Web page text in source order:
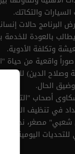
والتكاتك.
البرنامج حالات
بالعودة
وتكلفة الأدوية.
صوراً واقعية من حياة
وصلاح الدين)
الحال.
أصحاب
في تنظيف الشوارع
شعبي" مصغر،
اليومية